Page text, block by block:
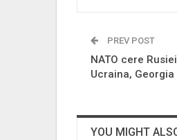
PREV POST
NATO cere
Ucraina, Georgia
YOU MIGHT